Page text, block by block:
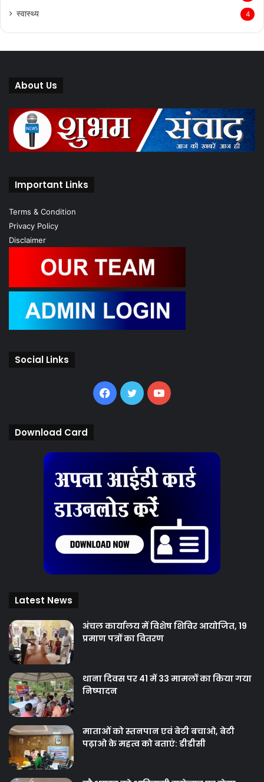
स्वास्थ्य 4
About Us
Important Links
Terms & Condition
Privacy Policy
Disclaimer
Social Links
Facebook
TwitterYouTube
Download Card
Latest News
अंचल कार्यालय में विशेष शिविर आयोजित, 19
प्रमाण पत्रों का वितरण
थाना दिवस पर 41 में 33 मामलों का किया गया
निष्‍पादन
माताओं को स्तनपान एवं बेटी बचाओ, बेटी
पढ़ाओ के महत्व को बताएं: डीडीसी